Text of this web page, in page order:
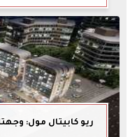
ريو كابيتال مول: